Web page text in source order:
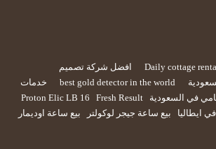
Daily cottage
افضل شركة تصميم
best gold detector in the world
خدمات
في السعودية Proton Elic LB 16
Fresh Result
ايطاليا بيع ساعة جيجر لوكولتر
بيع ساعة اوديمار